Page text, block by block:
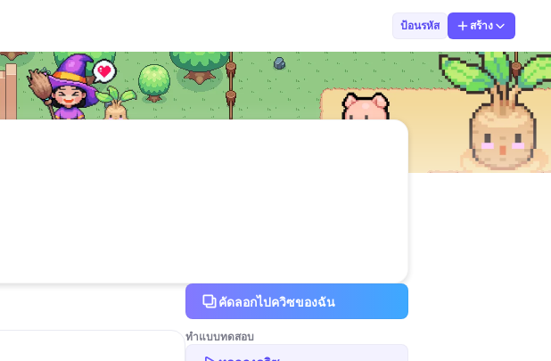
ป้อนรหัส สร้าง
คัดลอกไปควิซของฉัน
ทำแบบทดสอบ